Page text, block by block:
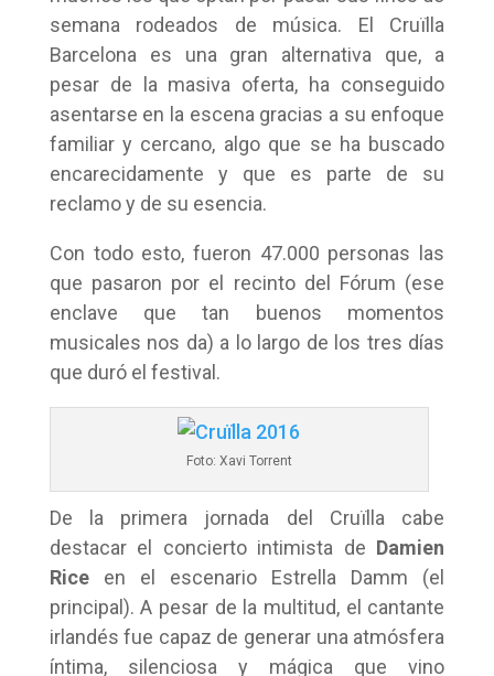
semana rodeados de música. El Cruïlla
Barcelona es una gran alternativa que, a
pesar de la masiva oferta, ha conseguido
asentarse en la escena gracias a su enfoque
familiar y cercano, algo que se ha buscado
encarecidamente y que es parte de su
reclamo y de su esencia.
Con todo esto, fueron 47.000 personas las
que pasaron por el recinto del Fórum (ese
enclave que tan buenos momentos
musicales nos da) a lo largo de los tres días
que duró el festival.
Foto: Xavi Torrent
De la primera jornada del Cruïlla cabe
destacar el concierto intimista de Damien
Riceen el escenario Estrella Damm (el
principal). A pesar de la multitud, el cantante
irlandés fue capaz de generar una atmósfera
íntima, silenciosa y mágica que vino